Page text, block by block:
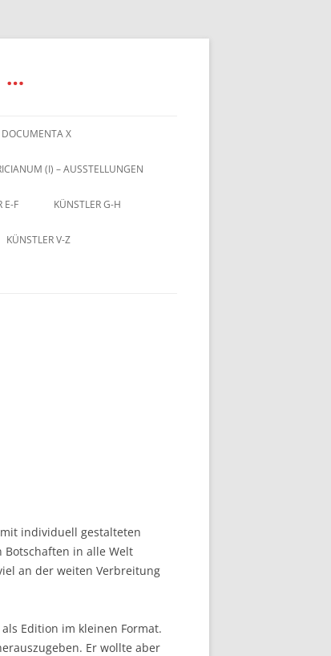
…
DOCUMENTA X
(I) – AUSSTELLUNGEN
E-F KÜNSTLER G-H
KÜNSTLER V-Z
individuell gestalteten
in alle Welt
an der weiten Verbreitung
Edition im kleinen Format.
Er wollte aber